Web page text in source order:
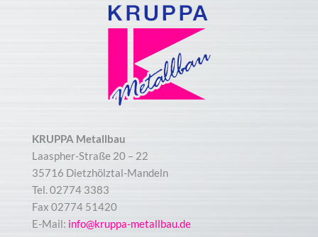
KRUPPA Metallbau
Laaspher-Straße 20 – 22
35716 Dietzhölztal-Mandeln
Tel. 02774 3383
Fax 02774 51420
E-Mail: info@kruppa-metallbau.de